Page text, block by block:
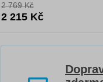
2 769 Kč
2 215 Kč